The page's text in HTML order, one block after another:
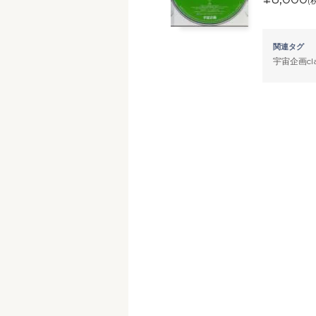
関連タグ
宇宙企画